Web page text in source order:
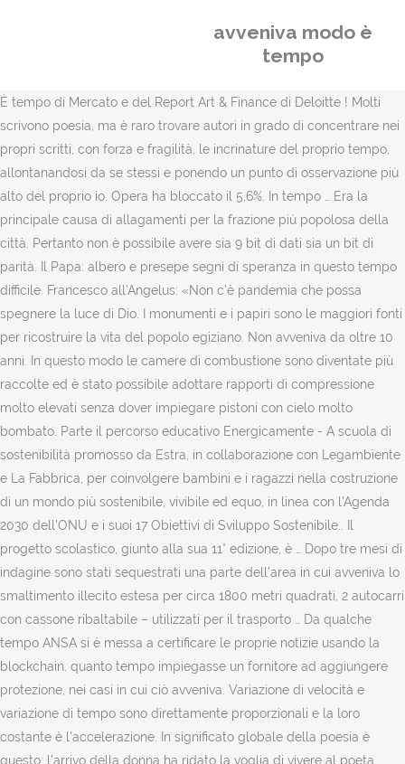
avveniva modo è
tempo
È tempo di Mercato e del Report Art & Finance di Deloitte ! Molti
scrivono poesia, ma è raro trovare autori in grado di concentrare nei
propri scritti, con forza e fragilità, le incrinature del proprio tempo,
allontanandosi da se stessi e ponendo un punto di osservazione più
alto del proprio io. Opera ha bloccato il 5,6%. In tempo … Era la
principale causa di allagamenti per la frazione più popolosa della
città. Pertanto non è possibile avere sia 9 bit di dati sia un bit di
parità. Il Papa: albero e presepe segni di speranza in questo tempo
difficile. Francesco all’Angelus: «Non c'è pandemia che possa
spegnere la luce di Dio. I monumenti e i papiri sono le maggiori fonti
per ricostruire la vita del popolo egiziano. Non avveniva da oltre 10
anni. In questo modo le camere di combustione sono diventate più
raccolte ed è stato possibile adottare rapporti di compressione
molto elevati senza dover impiegare pistoni con cielo molto
bombato. Parte il percorso educativo Energicamente - A scuola di
sostenibilità promosso da Estra, in collaborazione con Legambiente
e La Fabbrica, per coinvolgere bambini e i ragazzi nella costruzione
di un mondo più sostenibile, vivibile ed equo, in linea con l’Agenda
2030 dell’ONU e i suoi 17 Obiettivi di Sviluppo Sostenibile.. Il
progetto scolastico, giunto alla sua 11° edizione, è … Dopo tre mesi di
indagine sono stati sequestrati una parte dell’area in cui avveniva lo
smaltimento illecito estesa per circa 1800 metri quadrati, 2 autocarri
con cassone ribaltabile – utilizzati per il trasporto … Da qualche
tempo ANSA si è messa a certificare le proprie notizie usando la
blockchain. quanto tempo impiegasse un fornitore ad aggiungere
protezione, nei casi in cui ciò avveniva. Variazione di velocità e
variazione di tempo sono direttamente proporzionali e la loro
costante è l'accelerazione. In significato globale della poesia è
questo: l’arrivo della donna ha ridato la voglia di vivere al poeta